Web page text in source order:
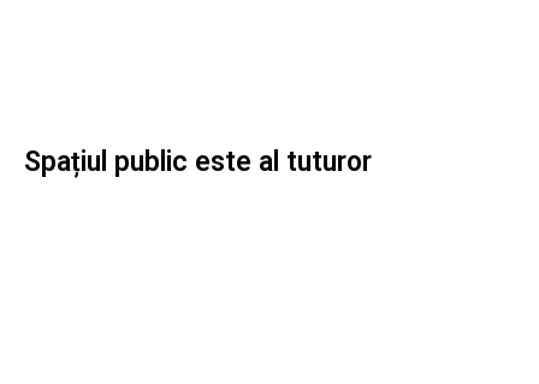
Spațiul public este al tuturor